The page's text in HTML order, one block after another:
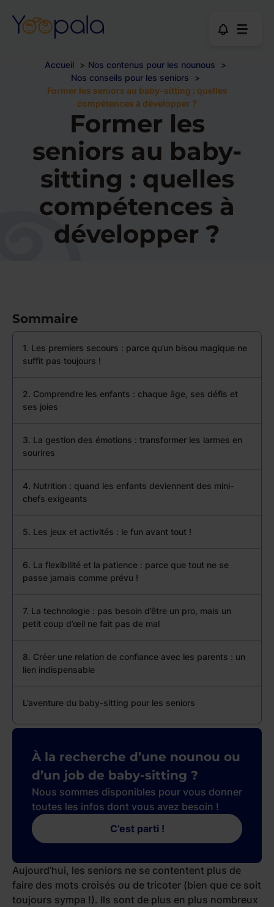
Accueil
Nos contenus pour les nounous
Nos conseils pour les seniors
Former les seniors au baby-sitting : quelles
compétences à développer ?
Former les
seniors au baby-
sitting : quelles
compétences à
développer ?
Aujourd’hui, les seniors ne se contentent plus de
faire des mots croisés ou de tricoter (bien que ce soit
toujours sympa !). Ils sont de plus en plus nombreux
Sommaire
1. Les premiers secours : parce qu’un bisou magique ne
suffit pas toujours !
2. Comprendre les enfants : chaque âge, ses défis et
ses joies
3. La gestion des émotions : transformer les larmes en
sourires
4. Nutrition : quand les enfants deviennent des mini-
chefs exigeants
5. Les jeux et activités : le fun avant tout !
6. La flexibilité et la patience : parce que tout ne se
passe jamais comme prévu !
7. La technologie : pas besoin d’être un pro, mais un
petit coup d’œil ne fait pas de mal
8. Créer une relation de confiance avec les parents : un
lien indispensable
L’aventure du baby-sitting pour les seniors
À la recherche d’une nounou ou
d’un job de baby-sitting ?
Nous sommes disponibles pour vous donner
toutes les infos dont vous avez besoin !
C’est parti !